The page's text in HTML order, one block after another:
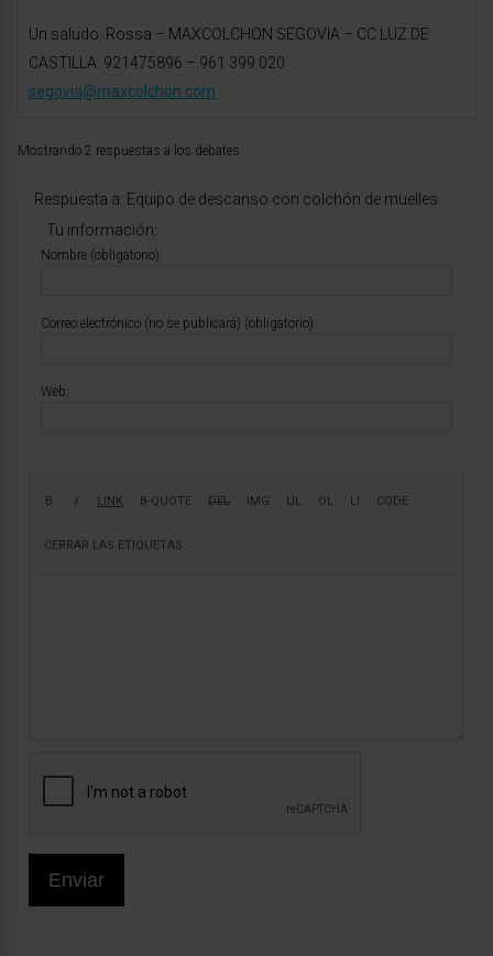
Un saludo. Rossa – MAXCOLCHON SEGOVIA – CC LUZ DE
CASTILLA. 921475896 – 961 399 020
segovia@maxcolchon.com
Mostrando 2 respuestas a los debates
Respuesta a: Equipo de descanso con colchón de muelles
Tu información:
Nombre (obligatorio):
Correo electrónico (no se publicará) (obligatorio):
Web:
Enviar